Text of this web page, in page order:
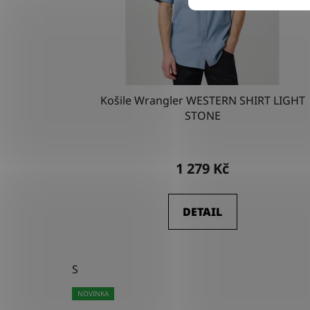
Košile Wrangler WESTERN SHIRT LIGHT
STONE
1 279 Kč
DETAIL
S
NOVINKA